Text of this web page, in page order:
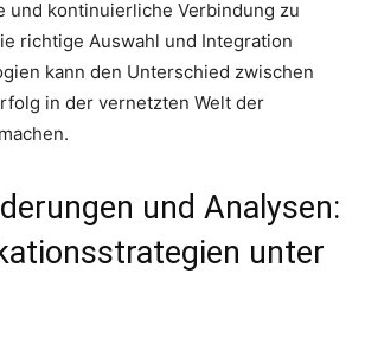
und kontinuierliche Verbindung zu
richtige Auswahl und Integration
kann den Unterschied zwischen
in der vernetzten Welt der
und Analysen:
unter